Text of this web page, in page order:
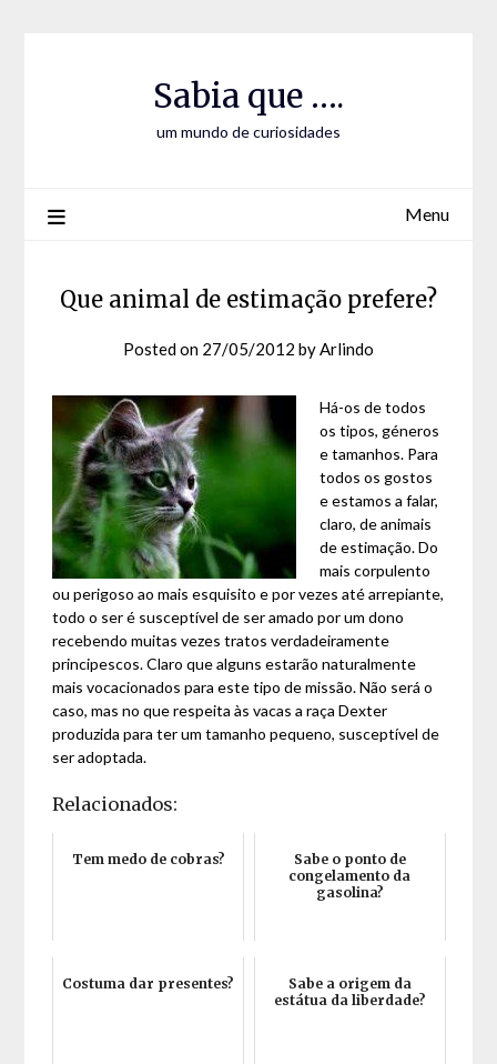
Sabia que ….
um mundo de curiosidades
Menu
Que animal de estimação prefere?
Posted on 27/05/2012 byArlindo
Há-os de todos
os tipos, géneros
e tamanhos. Para
todos os gostos
e estamos a falar,
claro, de animais
de estimação. Do
mais corpulento
ou perigoso ao mais esquisito e por vezes até arrepiante,
todo o ser é susceptível de ser amado por um dono
recebendo muitas vezes tratos verdadeiramente
principescos. Claro que alguns estarão naturalmente
mais vocacionados para este tipo de missão. Não será o
caso, mas no que respeita às vacas a raça Dexter
produzida para ter um tamanho pequeno, susceptível de
ser adoptada.
Relacionados:
Tem medo de cobras?
Sabe o ponto de
congelamento da
gasolina?
Costuma dar presentes?
Sabe a origem da
estátua da liberdade?